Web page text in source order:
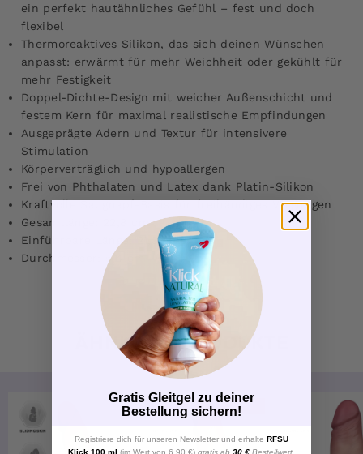
ein perfekt hautähnliches Gefühl – fest und doch
flexibel
Thermoreaktives Silikon, das sich deinen Wünschen
anpasst: erwärmt für mehr Weichheit oder gekühlt für
mehr Festigkeit
Doppel-Dichte-Design mit weicher Außenschicht und
festem Kern für maximal realistische Empfindungen
Ausgeprägte Adern und Textur für intensivere
Stimulation
Körperverträglich und hypoallergen
Frei von Phthalaten und Latex dank Platin-Silikon
Kraftvolle Saugnapf-Basis für freihändiges Vergnügen
Gesamtlänge: 22,8 cm
Einführbare Länge: 21,3 cm
Durchmesser: 5,4 cm
ÄHNLICHE PRODUKTE
-25%
Gratis Gleitgel zu deiner
Bestellung sichern!
Registriere dich für unseren Newsletter und erhalte RFSU
Klick 100 ml (im Wert von 6,90 €) gratis ab 30 € Bestellwert.